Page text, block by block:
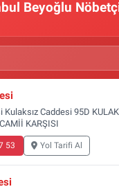
Beyoğlu
Kulaksız Caddesi 95D
KARŞISI
53 Yol Tarifi Al